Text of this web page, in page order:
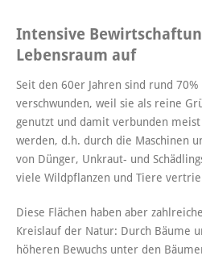
Intensive
Lebensraum auf
Seit den 60er Jahren sind rund 70%
verschwunden, weil sie als reine
genutzt und damit verbunden
werden, d.h. durch die Maschinen
von Dünger, Unkraut- und
viele Wildpflanzen und Tiere
Diese Flächen haben aber
Kreislauf der Natur: Durch Bäume
höheren Bewuchs unter den